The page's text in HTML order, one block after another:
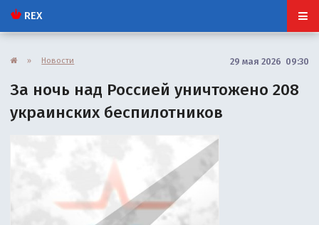
REX
» Новости 29 мая 2026 09:30
За ночь над Россией уничтожено 208
украинских беспилотников